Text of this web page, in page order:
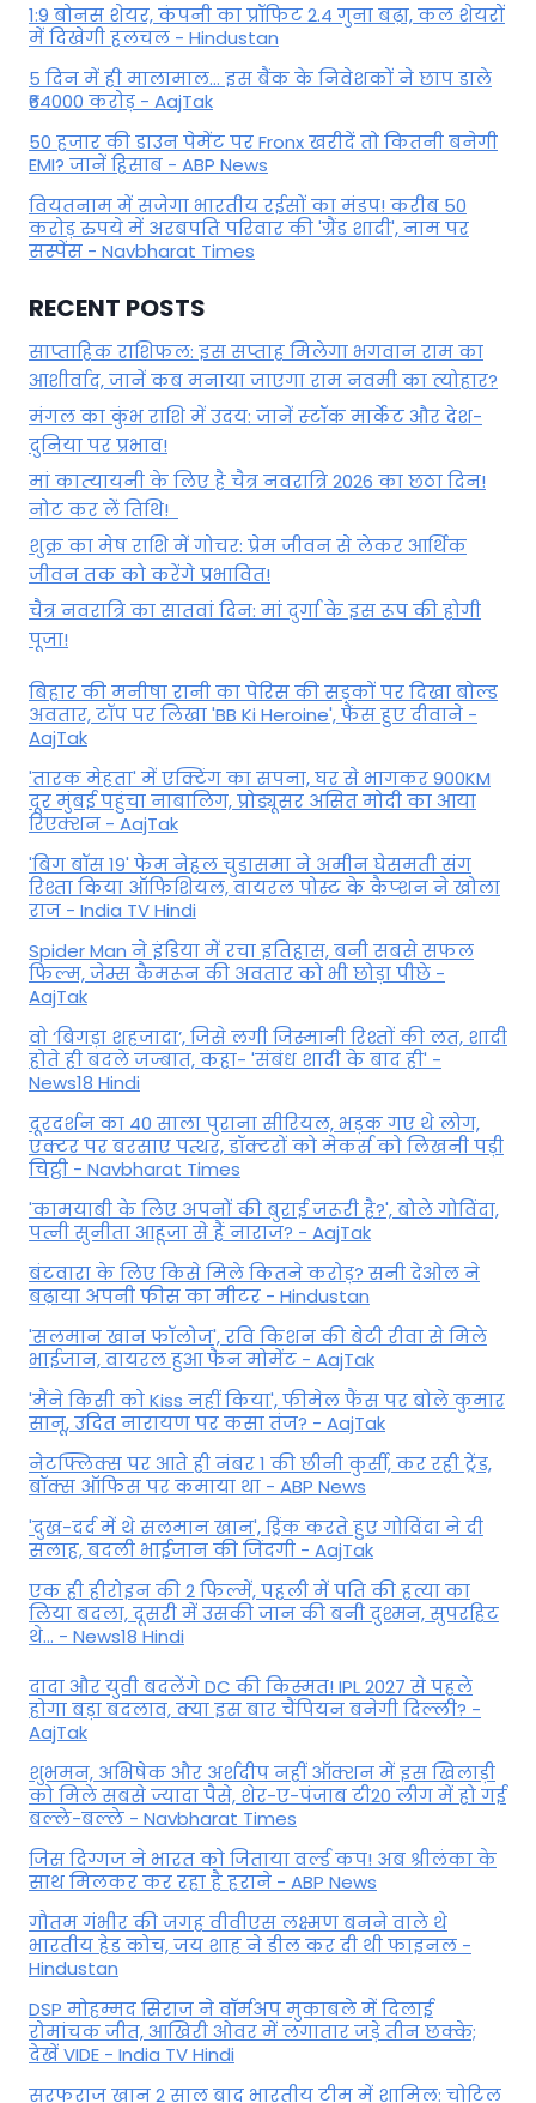
1:9 बोनस शेयर, कंपनी का प्रॉफिट 2.4 गुना बढ़ा, कल शेयरों
में दिखेगी हलचल - Hindustan
5 दिन में ही मालामाल... इस बैंक के निवेशकों ने छाप डाले
₹64000 करोड़ - AajTak
50 हजार की डाउन पेमेंट पर Fronx खरीदें तो कितनी बनेगी
EMI? जानें हिसाब - ABP News
वियतनाम में सजेगा भारतीय रईसों का मंडप! करीब 50
करोड़ रुपये में अरबपति परिवार की 'ग्रैंड शादी', नाम पर
सस्पेंस - Navbharat Times
RECENT POSTS
साप्ताहिक राशिफल: इस सप्ताह मिलेगा भगवान राम का
आशीर्वाद, जानें कब मनाया जाएगा राम नवमी का त्योहार?
मंगल का कुंभ राशि में उदय: जानें स्‍टॉक मार्केट और देश-
दुनिया पर प्रभाव!
मां कात्‍यायनी के लिए है चैत्र नवरात्रि 2026 का छठा दिन!
नोट कर लें तिथि!
शुक्र का मेष राशि में गोचर: प्रेम जीवन से लेकर आर्थिक
जीवन तक को करेंगे प्रभावित!
चैत्र नवरात्रि का सातवां दिन: मां दुर्गा के इस रूप की होगी
पूजा!
बिहार की मनीषा रानी का पेरिस की सड़कों पर दिखा बोल्ड
अवतार, टॉप पर लिखा 'BB Ki Heroine', फैंस हुए दीवाने -
AajTak
'तारक मेहता' में एक्टिंग का सपना, घर से भागकर 900KM
दूर मुंबई पहुंचा नाबालिग, प्रोड्यूसर असित मोदी का आया
रिएक्शन - AajTak
'बिग बॉस 19' फेम नेहल चुडासमा ने अमीन घेसमती संग
रिश्ता किया ऑफिशियल, वायरल पोस्ट के कैप्शन ने खोला
राज - India TV Hindi
Spider Man ने इंडिया में रचा इतिहास, बनी सबसे सफल
फिल्म, जेम्स कैमरून की अवतार को भी छोड़ा पीछे -
AajTak
वो ‘बिगड़ा शहजादा’, जिसे लगी जिस्मानी रिश्तों की लत, शादी
होते ही बदले जज्बात, कहा- 'संबंध शादी के बाद ही' -
News18 Hindi
दूरदर्शन का 40 साला पुराना सीरियल, भड़क गए थे लोग,
एक्टर पर बरसाए पत्थर, डॉक्टरों को मेकर्स को लिखनी पड़ी
चिट्ठी - Navbharat Times
'कामयाबी के लिए अपनों की बुराई जरूरी है?', बोले गोविंदा,
पत्नी सुनीता आहूजा से हैं नाराज? - AajTak
बंटवारा के लिए किसे मिले कितने करोड़? सनी देओल ने
बढ़ाया अपनी फीस का मीटर - Hindustan
'सलमान खान फॉलोज', रवि किशन की बेटी रीवा से मिले
भाईजान, वायरल हुआ फैन मोमेंट - AajTak
'मैंने किसी को Kiss नहीं किया', फीमेल फैंस पर बोले कुमार
सानू, उदित नारायण पर कसा तंज? - AajTak
नेटफ्लिक्स पर आते ही नंबर 1 की छीनी कुर्सी, कर रही ट्रेंड,
बॉक्स ऑफिस पर कमाया था - ABP News
'दुख-दर्द में थे सलमान खान', ड्रिंक करते हुए गोविंदा ने दी
सलाह, बदली भाईजान की जिंदगी - AajTak
एक ही हीरोइन की 2 फिल्में, पहली में पति की हत्या का
लिया बदला, दूसरी में उसकी जान की बनी दुश्मन, सुपरहिट
थे... - News18 Hindi
दादा और युवी बदलेंगे DC की किस्मत! IPL 2027 से पहले
होगा बड़ा बदलाव, क्या इस बार चैंपियन बनेगी दिल्ली? -
AajTak
शुभमन, अभिषेक और अर्शदीप नहीं ऑक्शन में इस खिलाड़ी
को मिले सबसे ज्यादा पैसे, शेर-ए-पंजाब टी20 लीग में हो गई
बल्ले-बल्ले - Navbharat Times
जिस दिग्गज ने भारत को जिताया वर्ल्ड कप! अब श्रीलंका के
साथ मिलकर कर रहा है हराने - ABP News
गौतम गंभीर की जगह वीवीएस लक्ष्मण बनने वाले थे
भारतीय हेड कोच, जय शाह ने डील कर दी थी फाइनल -
Hindustan
DSP मोहम्मद सिराज ने वॉर्मअप मुकाबले में दिलाई
रोमांचक जीत, आखिरी ओवर में लगातार जड़े तीन छक्के;
देखें VIDE - India TV Hindi
सरफराज खान 2 साल बाद भारतीय टीम में शामिल: चोटिल